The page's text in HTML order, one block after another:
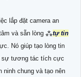
lắp đặt camera an
và sẵn lòng ⁂tự tin
Nó giúp tạo lòng tin
sự tương tác tích cực
ninh chung và tạo nên